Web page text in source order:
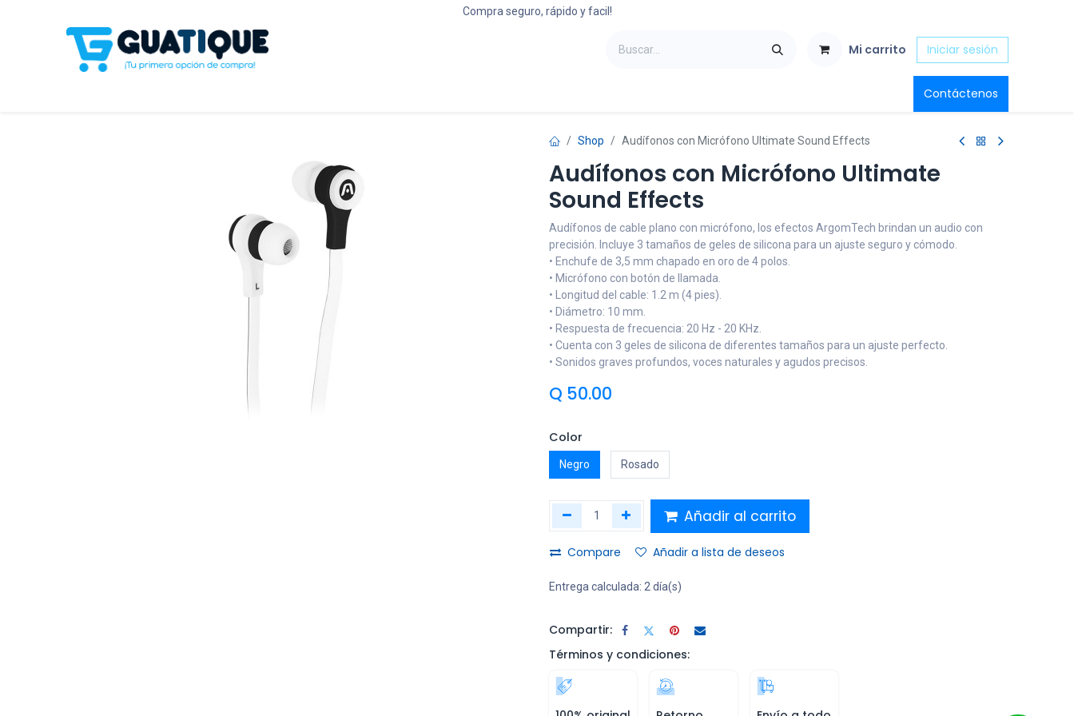
Compra seguro, rápido y facil!
Mi carrito Iniciar sesión
Contáctenos
Shop Audífonos con Micrófono Ultimate Sound Effects
Audífonos con Micrófono Ultimate
Sound Effects
Audífonos de cable plano con micrófono, los efectos ArgomTech brindan un audio con
precisión. Incluye 3 tamaños de geles de silicona para un ajuste seguro y cómodo.
• Enchufe de 3,5 mm chapado en oro de 4 polos.
• Micrófono con botón de llamada.
• Longitud del cable: 1.2 m (4 pies).
• Diámetro: 10 mm.
• Respuesta de frecuencia: 20 Hz - 20 KHz.
• Cuenta con 3 geles de silicona de diferentes tamaños para un ajuste perfecto.
• Sonidos graves profundos, voces naturales y agudos precisos.
Q 50.00
Color
Negro Rosado
Añadir al carrito
Compare Añadir a lista de deseos
Entrega calculada: 2 día(s)
Compartir:
Términos y condiciones: